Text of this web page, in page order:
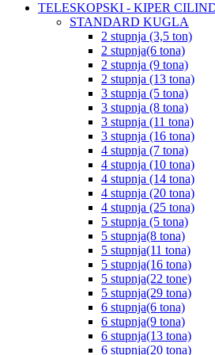
TELESKOPSKI - KIPER
STANDARD KUGLA
2 stupnja (3,5 ton)
2 stupnja(6 tona)
2 stupnja (9 tona)
2 stupnja (13 tona)
3 stupnja (5 tona)
3 stupnja (8 tona)
3 stupnja (11 tona)
3 stupnja (16 tona)
4 stupnja (7 tona)
4 stupnja (10 tona)
4 stupnja (14 tona)
4 stupnja (20 tona)
4 stupnja (25 tona)
5 stupnja (5 tona)
5 stupnja(8 tona)
5 stupnja(11 tona)
5 stupnja(16 tona)
5 stupnja(22 tone)
5 stupnja(29 tona)
6 stupnja(6 tona)
6 stupnja(9 tona)
6 stupnja(13 tona)
6 stupnja(20 tona)